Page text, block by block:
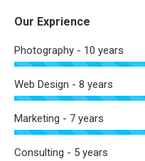
Our Exprience
Photography - 10 years
Web Design - 8 years
Marketing - 7 years
Consulting - 5 years